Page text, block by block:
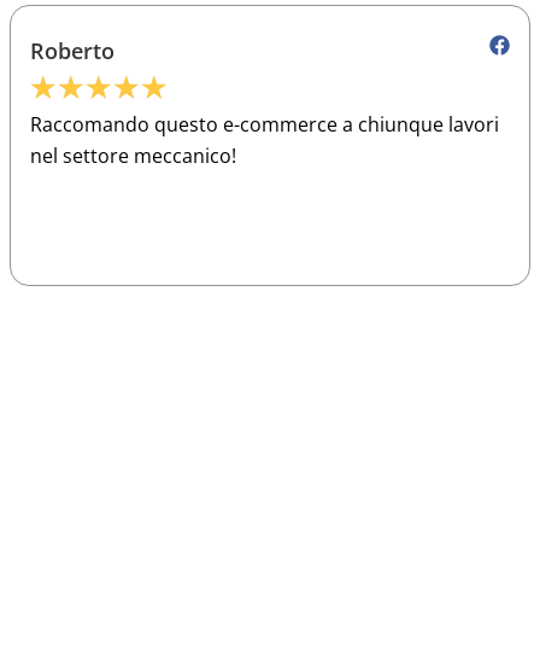
Roberto
★★★★★
Raccomando questo e-commerce a chiunque lavori
nel settore meccanico!